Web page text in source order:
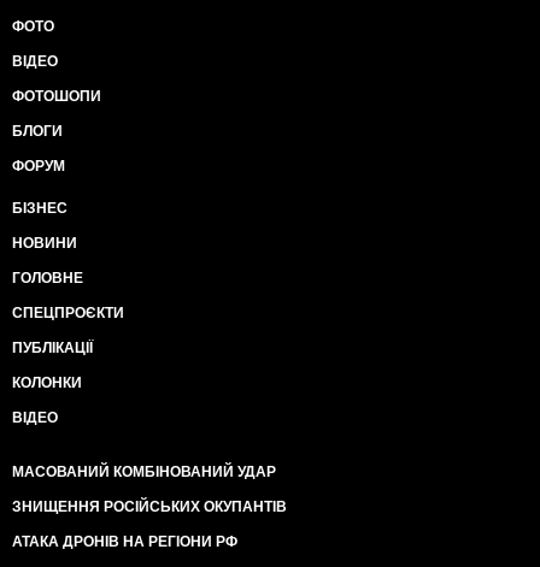
ФОТО
ВІДЕО
ФОТОШОПИ
БЛОГИ
ФОРУМ
БІЗНЕС
НОВИНИ
ГОЛОВНЕ
СПЕЦПРОЄКТИ
ПУБЛІКАЦІЇ
КОЛОНКИ
ВІДЕО
МАСОВАНИЙ КОМБІНОВАНИЙ УДАР
ЗНИЩЕННЯ РОСІЙСЬКИХ ОКУПАНТІВ
АТАКА ДРОНІВ НА РЕГІОНИ РФ